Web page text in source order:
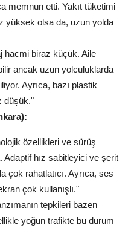
memnun etti. Yakıt tüketimi
yüksek olsa da, uzun yolda
hacmi biraz küçük. Aile
ancak uzun yolculuklarda
Ayrıca, bazı plastik
düşük."
özellikleri ve sürüş
hız sabitleyici ve şerit
çok rahatlatıcı. Ayrıca, ses
çok kullanışlı."
tepkileri bazen
yoğun trafikte bu durum